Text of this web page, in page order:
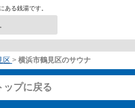
ある銭湯です。
区 > 横浜市鶴見区のサウナ
ップに戻る